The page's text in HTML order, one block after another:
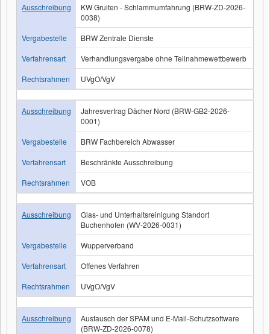
Ausschreibung
KW Gruiten - Schlammumfahrung (BRW-ZD-2026-
0038)
Vergabestelle
BRW Zentrale Dienste
Verfahrensart
Verhandlungsvergabe ohne Teilnahmewettbewerb
Rechtsrahmen
UVgO/VgV
Ausschreibung
Jahresvertrag Dächer Nord (BRW-GB2-2026-
0001)
Vergabestelle
BRW Fachbereich Abwasser
Verfahrensart
Beschränkte Ausschreibung
Rechtsrahmen
VOB
Ausschreibung
Glas- und Unterhaltsreinigung Standort
Buchenhofen (WV-2026-0031)
Vergabestelle
Wupperverband
Verfahrensart
Offenes Verfahren
Rechtsrahmen
UVgO/VgV
Ausschreibung
Austausch der SPAM und E-Mail-Schutzsoftware
(BRW-ZD-2026-0078)